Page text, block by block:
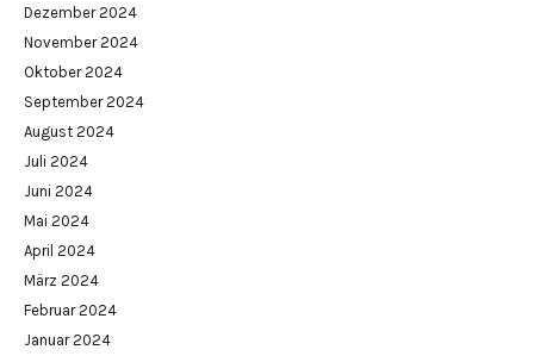
Dezember 2024
November 2024
Oktober 2024
September 2024
August 2024
Juli 2024
Juni 2024
Mai 2024
April 2024
März 2024
Februar 2024
Januar 2024